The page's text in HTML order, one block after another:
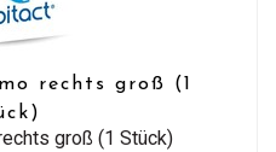
rechts groß (1
groß (1 Stück)